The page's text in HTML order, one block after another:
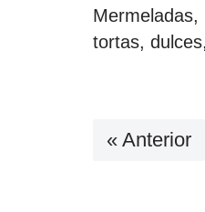
Mermeladas,
tortas,
« Anterior